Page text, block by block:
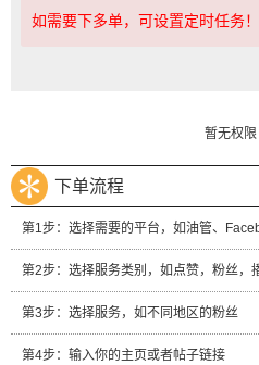
如需要下多单，可设置定时任务
暂无权限
下单流程
第1步：选择需要的平台，如油管、
第2步：选择服务类别，如点赞，粉丝，
第3步：选择服务，如不同地区的粉丝
第4步：输入你的主页或者帖子链接